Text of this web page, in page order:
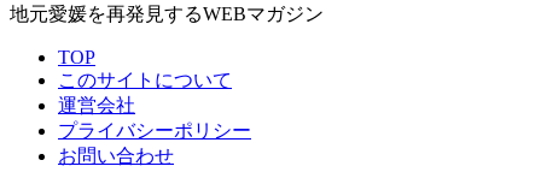
地元愛媛を再発見するWEBマガジン
TOP
このサイトについて
運営会社
プライバシーポリシー
お問い合わせ